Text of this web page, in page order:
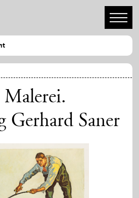
Malerei.
Gerhard Saner